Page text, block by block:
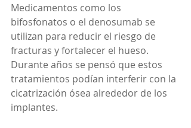
Medicamentos como los
bifosfonatos o el denosumab se
utilizan para reducir el riesgo de
fracturas y fortalecer el hueso.
Durante años se pensó que estos
tratamientos podían interferir con la
cicatrización ósea alrededor de los
implantes.